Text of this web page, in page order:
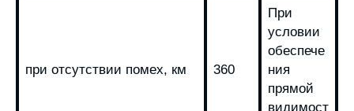
при отсутствии помех, км 360
При
условии
обеспече
ния
прямой
видимост